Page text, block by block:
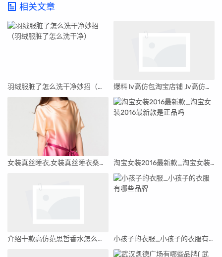
相关文章
羽绒服脏了怎么洗干净妙招（羽绒服脏了怎么洗干净） 爆料 lv高仿包淘宝店铺 ,lv高仿货源
女装真丝睡衣,女装真丝睡衣桑蚕丝 淘宝女装2016最新款_淘宝女装2016最新款是正品吗
介绍十款高仿范思哲香水怎么样(范思哲香水官网价格) 小孩子的衣服_小孩子的衣服有哪些品牌